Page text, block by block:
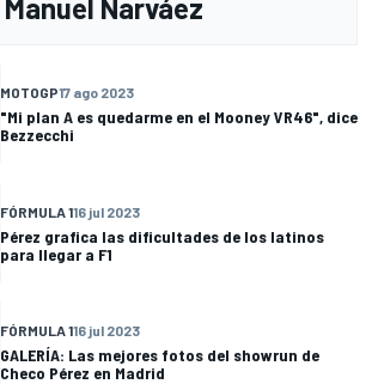
Manuel Narváez
MOTOGP17 ago 2023
"Mi plan A es quedarme en el Mooney VR46", dice
Bezzecchi
FÓRMULA 116 jul 2023
Pérez grafica las dificultades de los latinos
para llegar a F1
FÓRMULA 116 jul 2023
GALERÍA: Las mejores fotos del showrun de
Checo Pérez en Madrid